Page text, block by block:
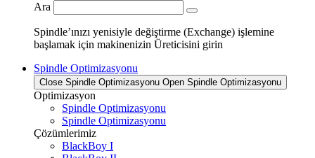
Ara
Spindle’ınızı yenisiyle değiştirme (Exchange) işlemine
başlamak için makinenizin Üreticisini girin
Spindle Optimizasyonu
Close Spindle Optimizasyonu Open Spindle Optimizasyonu
Optimizasyon
Spindle Optimizasyonu
Spindle Optimizasyonu
Çözümlerimiz
BlackBoy I